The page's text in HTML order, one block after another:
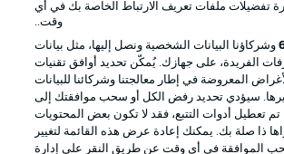
الإخطارات القانونية
القنوات الناقلة
جهة النشر
اللاعبون
تفضيلات ملفات تعريف الارتباط الخاصة بك في أي
وقت..
وشركاؤنا البيانات الشخصية ونصل إليها، مثل بيانات
الفريدة، على جهازك. يُمكّن تحديد أوافق تقنيات
المعروضة في إطار معالجتنا وشركائنا للبيانات
سيؤدي تحديد رفض الكل أو سحب موافقتك إلى
تم تعطيل أدوات التتبع، فقد لا تكون بعض المحتويات
ذا صلة بك. يمكنك إعادة عرض هذه القائمة لتغيير
سحب الموافقة في أي وقت عن طريق النقر على إدارة